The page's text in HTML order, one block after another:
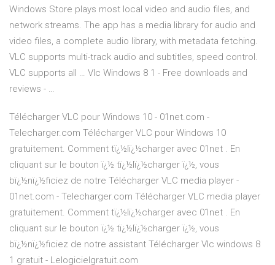
Windows Store plays most local video and audio files, and
network streams. The app has a media library for audio and
video files, a complete audio library, with metadata fetching.
VLC supports multi-track audio and subtitles, speed control.
VLC supports all … Vlc Windows 8 1 - Free downloads and
reviews - …
Télécharger VLC pour Windows 10 - 01net.com -
Telecharger.com Télécharger VLC pour Windows 10
gratuitement. Comment tï¿½lï¿½charger avec 01net . En
cliquant sur le bouton ï¿½ tï¿½lï¿½charger ï¿½, vous
bï¿½nï¿½ficiez de notre Télécharger VLC media player -
01net.com - Telecharger.com Télécharger VLC media player
gratuitement. Comment tï¿½lï¿½charger avec 01net . En
cliquant sur le bouton ï¿½ tï¿½lï¿½charger ï¿½, vous
bï¿½nï¿½ficiez de notre assistant Télécharger Vlc windows 8
1 gratuit - Lelogicielgratuit.com